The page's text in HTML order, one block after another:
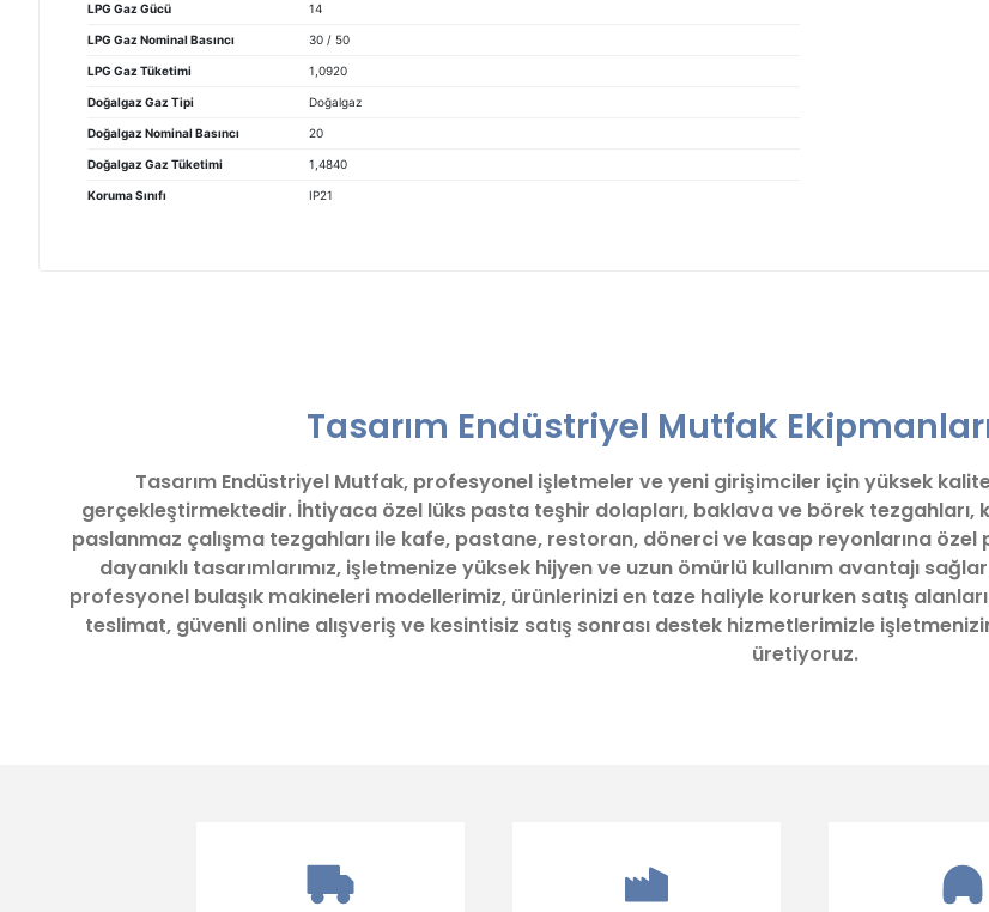
LPG Gaz Gücü 14
LPG Gaz Nominal Basıncı 30 / 50
LPG Gaz Tüketimi 1,0920
Doğalgaz Gaz Tipi Doğalgaz
Doğalgaz Nominal Basıncı 20
Doğalgaz Gaz Tüketimi 1,4840
Koruma Sınıfı IP21
Yorum Yaz
Ürün resmi kalitesiz, bozuk veya görüntülenemiyor.
Ürün bilgilerinde hatalar bulunuyor.
Ürün fiyatı diğer sitelerden daha pahalı.
Bu ürüne benzer farklı alternatifler olmalı.
Tasarım Endüstriyel Mutfak
Tasarım Endüstriyel Mutfak, profesyonel işletmeler ve yeni girişimciler için yüksek
gerçekleştirmektedir. İhtiyaca özel lüks pasta teşhir dolapları, baklava ve börek
paslanmaz çalışma tezgahları ile kafe, pastane, restoran, dönerci ve kasap reyonlarına
dayanıklı tasarımlarımız, işletmenize yüksek hijyen ve uzun ömürlü kullanım avantajı
profesyonel bulaşık makineleri modellerimiz, ürünlerinizi en taze haliyle korurken satış
teslimat, güvenli online alışveriş ve kesintisiz satış sonrası destek hizmetlerimizle
üretiyoruz.